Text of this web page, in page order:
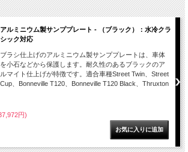
アルミニウム製サンププレート - （ブラック）：水冷クラ
シック対応
ブラシ仕上げのアルミニウム製サンププレートは、車体
を小石などから保護します。耐久性のあるブラックのア
ルマイト仕上げが特徴です。適合車種Street Twin、Street
Cup、Bonneville T120、Bonneville T120 Black、Thruxton
円)